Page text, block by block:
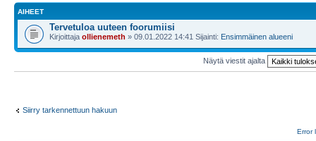
AIHEET
Tervetuloa uuteen foorumiisi
Kirjoittaja ollienemeth » 09.01.2022 14:41 Sijainti: Ensimmäinen alueeni
Näytä viestit ajalta
Siirry tarkennettuun hakuun
Error